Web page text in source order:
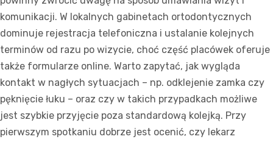
komunikacji. W lokalnych gabinetach ortodontycznych
dominuje rejestracja telefoniczna i ustalanie kolejnych
terminów od razu po wizycie, choć część placówek oferuje
także formularze online. Warto zapytać, jak wygląda
kontakt w nagłych sytuacjach – np. odklejenie zamka czy
pęknięcie łuku – oraz czy w takich przypadkach możliwe
jest szybkie przyjęcie poza standardową kolejką. Przy
pierwszym spotkaniu dobrze jest ocenić, czy lekarz